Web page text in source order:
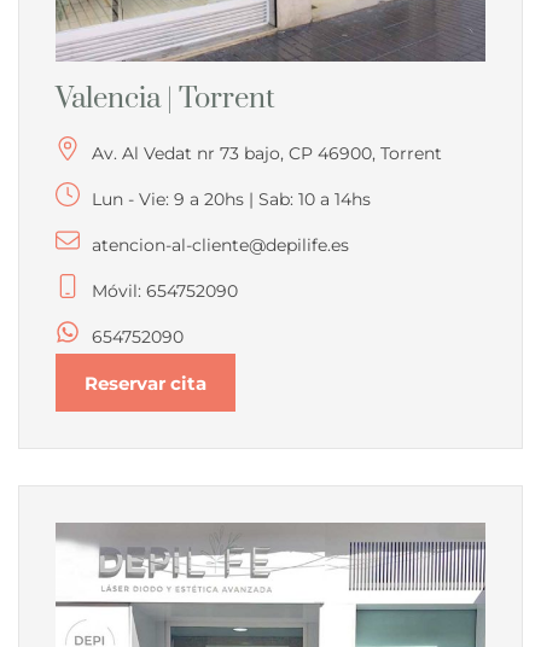
Valencia | Torrent
Av. Al Vedat nr 73 bajo, CP 46900, Torrent
Lun - Vie: 9 a 20hs | Sab: 10 a 14hs
atencion-al-cliente@depilife.es
Móvil: 654752090
654752090
Reservar cita